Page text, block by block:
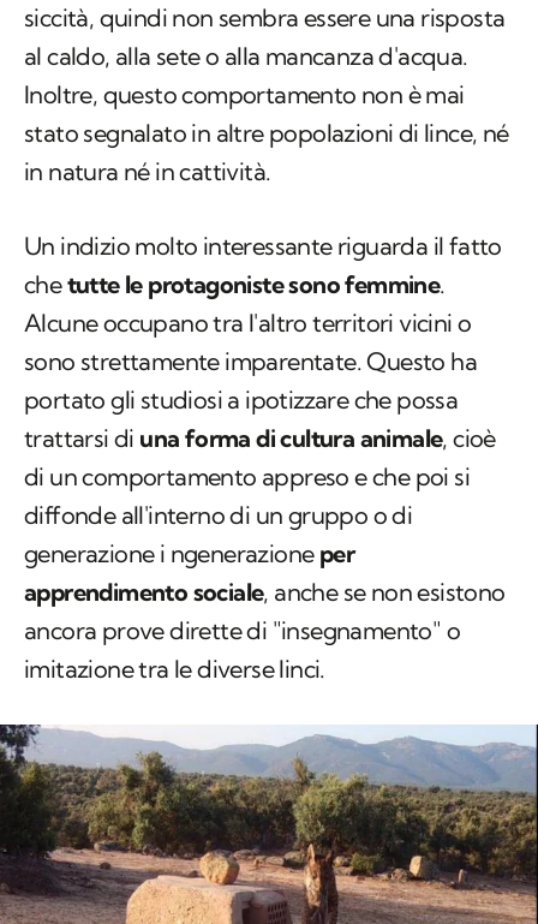
siccità, quindi non sembra essere una risposta
al caldo, alla sete o alla mancanza d'acqua.
Inoltre, questo comportamento non è mai
stato segnalato in altre popolazioni di lince, né
in natura né in cattività.
Un indizio molto interessante riguarda il fatto
chetutte le protagoniste sono femmine.
Alcune occupano tra l'altro territori vicini o
sono strettamente imparentate. Questo ha
portato gli studiosi a ipotizzare che possa
trattarsi di una forma di cultura animale, cioè
di un comportamento appreso e che poi si
diffonde all'interno di un gruppo o di
generazione i ngenerazione per
apprendimento sociale, anche se non esistono
ancora prove dirette di "insegnamento" o
imitazione tra le diverse linci.